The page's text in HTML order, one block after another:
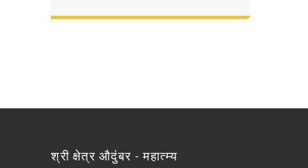
श्री क्षेत्र औदुंबर - महात्म्य